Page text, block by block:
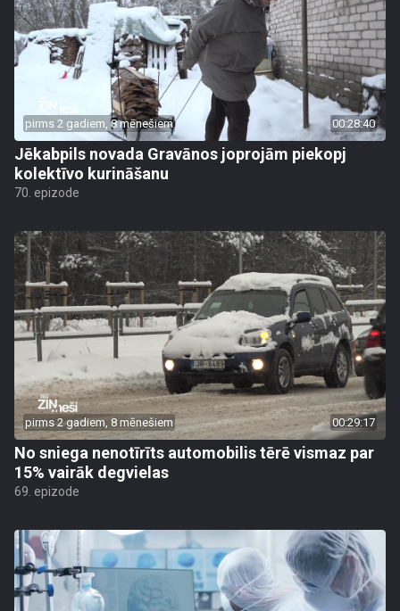
pirms 2 gadiem, 8 mēnešiem 00:28:40
Jēkabpils novada Gravānos joprojām piekopj
kolektīvo kurināšanu
70. epizode
pirms 2 gadiem, 8 mēnešiem 00:29:17
No sniega nenotīrīts automobilis tērē vismaz par
15% vairāk degvielas
69. epizode